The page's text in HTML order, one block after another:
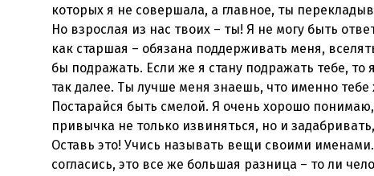
которых я не совершала, а главное, ты
Но взрослая из нас твоих – ты! Я не могу быть
как старшая – обязана поддерживать меня,
бы подражать. Если же я стану подражать тебе, то
так далее. Ты лучше меня знаешь, что именно тебе
Постарайся быть смелой. Я очень хорошо
привычка не только извиняться, но и
Оставь это! Учись называть вещи своими
согласись, это все же большая разница – то ли